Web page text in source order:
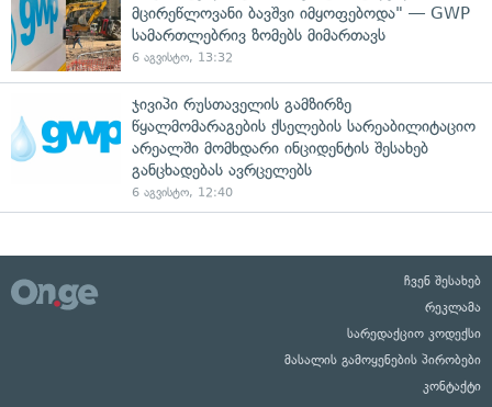
მცირეწლოვანი ბავშვი იმყოფებოდა" — GWP
სამართლებრივ ზომებს მიმართავს
6 აგვისტო, 13:32
ჯივიპი რუსთაველის გამზირზე
წყალმომარაგების ქსელების სარეაბილიტაციო
არეალში მომხდარი ინციდენტის შესახებ
განცხადებას ავრცელებს
6 აგვისტო, 12:40
ჩვენ შესახებ
რეკლამა
სარედაქციო კოდექსი
მასალის გამოყენების პირობები
კონტაქტი